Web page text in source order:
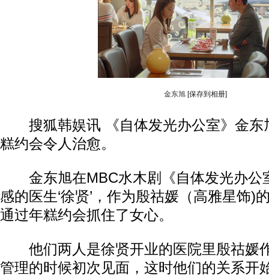
金东旭 [保存到相册]
搜狐韩娱讯 《自体发光办公室》金东
糕约会令人治愈。
金东旭在MBC水木剧《自体发光办公
感的医生‘徐贤’，作为殷祜媛（高雅星饰)
通过年糕约会抓住了女心。
他们两人是徐贤开业的医院里殷祜媛
管理的时候初次见面，这时他们的关系开